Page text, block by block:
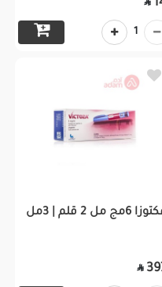

1
6مج مل 2 قلم | 3مل
